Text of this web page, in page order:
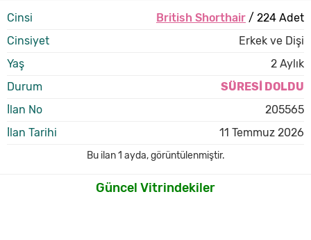
Cinsi British Shorthair/ 224 Adet
Cinsiyet
Erkek ve Dişi
Yaş
2 Aylık
Durum
SÜRESİ DOLDU
İlan No
205565
İlan Tarihi
11 Temmuz 2026
Bu ilan1 ayda,görüntülenmiştir.
Güncel Vitrindekiler